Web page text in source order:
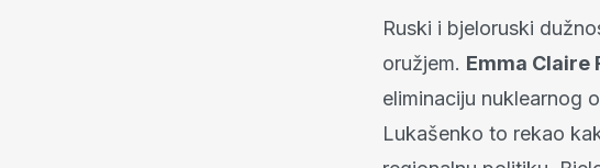
Ruski i bjeloruski
oružjem. Emma Claire
eliminaciju nuklearnog
Lukašenko to rekao